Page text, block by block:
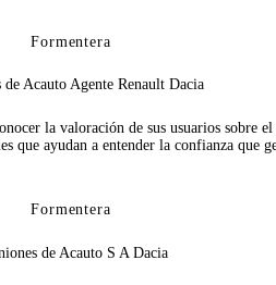
Formentera
de Acauto Agente Renault Dacia
la valoración de sus usuarios
que ayudan a entender la confianza que
Formentera
de Acauto S A Dacia